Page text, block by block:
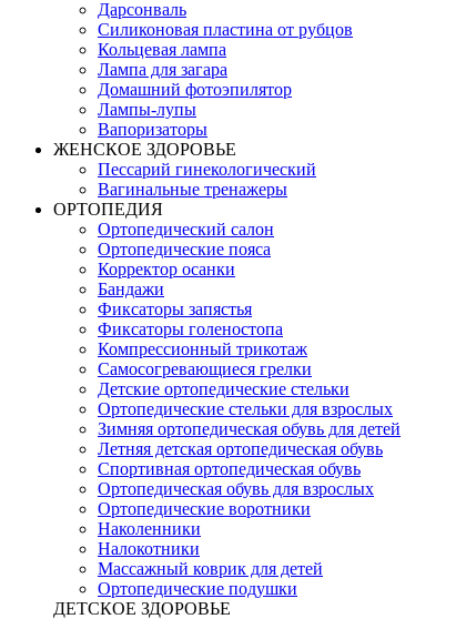
Дарсонваль
Силиконовая пластина от рубцов
Кольцевая лампа
Лампа для загара
Домашний фотоэпилятор
Лампы-лупы
Вапоризаторы
ЖЕНСКОЕ ЗДОРОВЬЕ
Пессарий гинекологический
Вагинальные тренажеры
ОРТОПЕДИЯ
Ортопедический салон
Ортопедические пояса
Корректор осанки
Бандажи
Фиксаторы запястья
Фиксаторы голеностопа
Компрессионный трикотаж
Самосогревающиеся грелки
Детские ортопедические стельки
Ортопедические стельки для взрослых
Зимняя ортопедическая обувь для детей
Летняя детская ортопедическая обувь
Спортивная ортопедическая обувь
Ортопедическая обувь для взрослых
Ортопедические воротники
Наколенники
Налокотники
Массажный коврик для детей
Ортопедические подушки
ДЕТСКОЕ ЗДОРОВЬЕ